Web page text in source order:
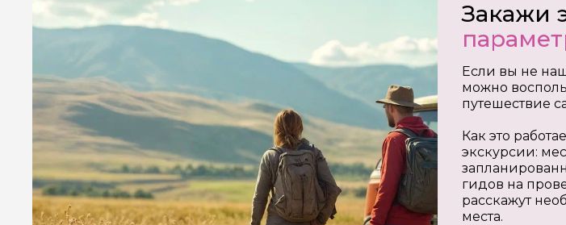
Закажи
Если вы не
можно
путешествие
Как это
экскурсии:
гидов на
расскажут
места.